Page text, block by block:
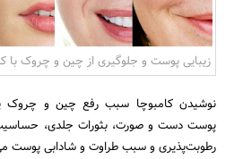
زیبایی پوست و جلوگیری از چین و چروک با
نوشیدن کامبوچا سبب رفع چین و چروک
پوست دست و صورت، بثورات جلدی،
رطوبت‌پذیری و سبب طراوت و شادابی پوست